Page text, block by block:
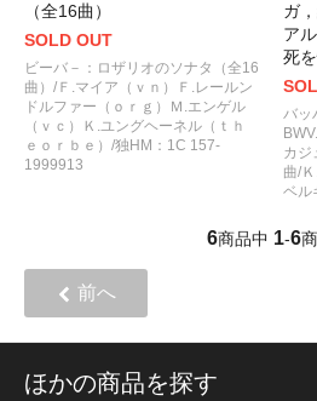
（全16曲）
SOLD OUT
ビーバ－：ロザリオのソナタ（全16
曲）/Ｆ.マイア（ｖｎ）Ｆ.レールン
ドルファー（ｏｒｇ）Ｍ.エンゲル
（ｖｃ）Ｋ.ユングヘーネル（ｔｈ
ｅｏｒｂｅ）/独HM：1C 157-
1999913
ガ
ア
死
バッ
カジ
曲/
ベル
6商品中 1-6
前へ
ほかの商品を探す